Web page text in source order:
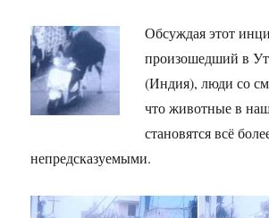
Обсуждая этот
произошедший в
(Индия), люди со
что животные в
становятся всё
непредсказуемыми.